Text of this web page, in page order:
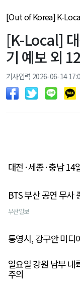
[Out of Korea] K-
[K-Local]
기 예보 외
기사입력 2026-06-14
대전·세종·충남 14
BTS 부산 공연 무
부산일보
통영시, 강구안 미디
일요일 강원 남부
주의